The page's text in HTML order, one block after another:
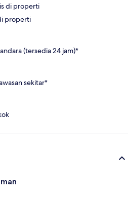
di properti
properti
(tersedia 24 jam)*
sekitar*